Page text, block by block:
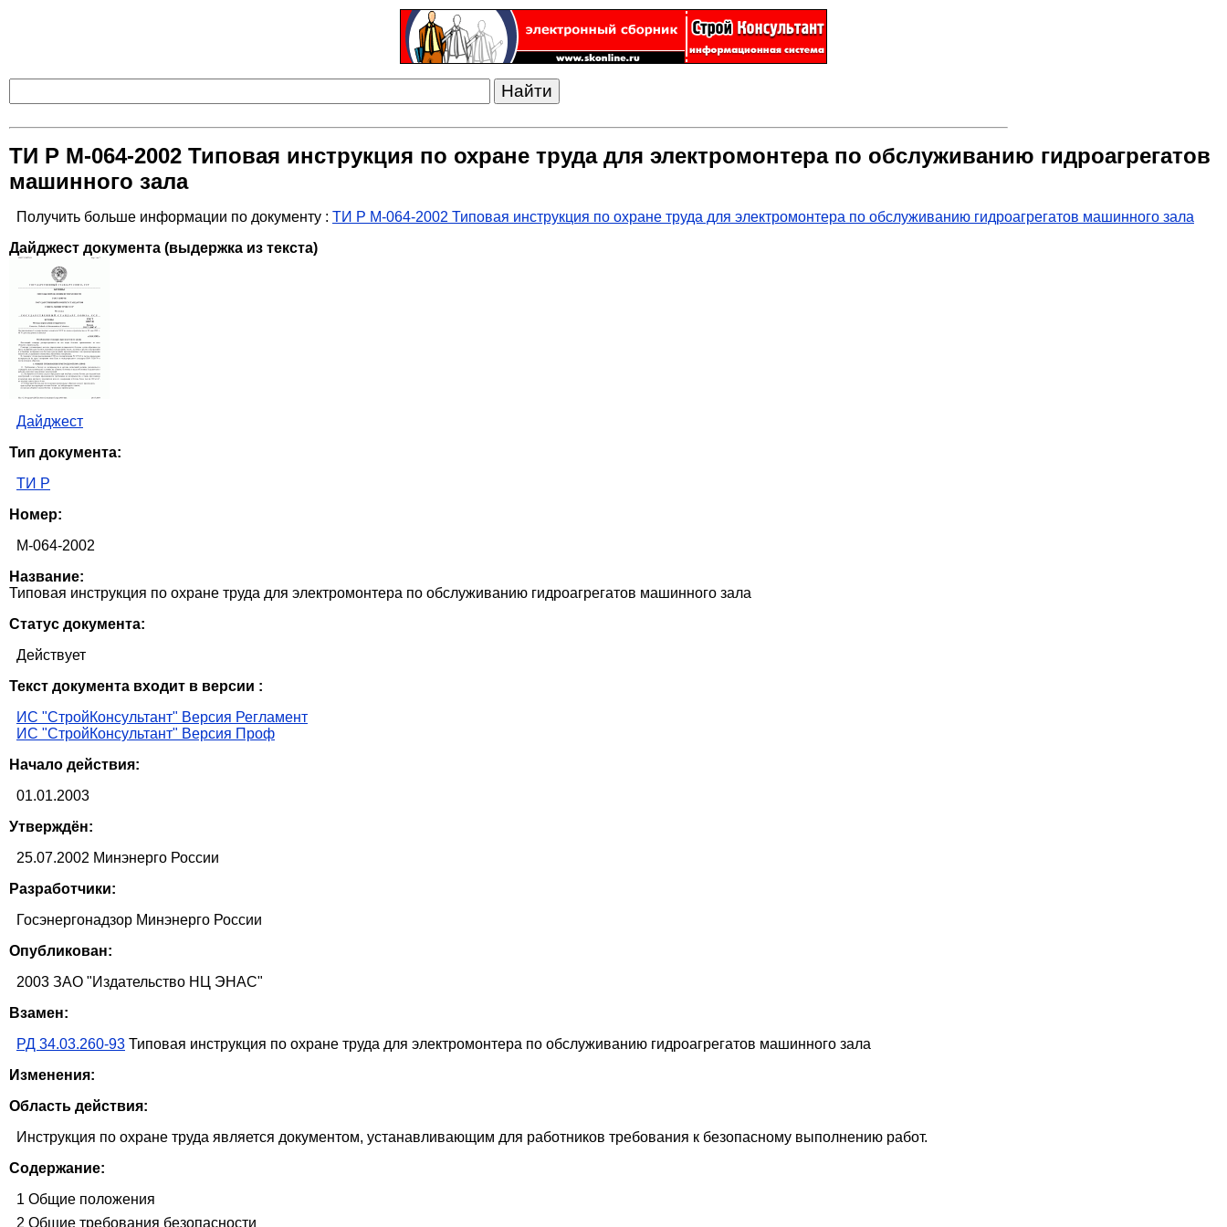
ТИ Р М-064-2002 Типовая инструкция по охране труда для электромонтера по обслуживанию гидроагрегатов
машинного зала
Получить больше информации по документу : ТИ Р М-064-2002 Типовая инструкция по охране труда для электромонтера по обслуживанию гидроагрегатов машинного зала
Дайджест документа (выдержка из текста)
Дайджест
Тип документа:
ТИ Р
Номер:
М-064-2002
Название:
Типовая инструкция по охране труда для электромонтера по обслуживанию гидроагрегатов машинного зала
Статус документа:
Действует
Текст документа входит в версии :
ИС "СтройКонсультант" Версия Регламент
ИС "СтройКонсультант" Версия Проф
Начало действия:
01.01.2003
Утверждён:
25.07.2002 Минэнерго России
Разработчики:
Госэнергонадзор Минэнерго России
Опубликован:
2003 ЗАО "Издательство НЦ ЭНАС"
Взамен:
РД 34.03.260-93 Типовая инструкция по охране труда для электромонтера по обслуживанию гидроагрегатов машинного зала
Изменения:
Область действия:
Инструкция по охране труда является документом, устанавливающим для работников требования к безопасному выполнению работ.
Содержание:
1 Общие положения
2 Общие требования безопасности